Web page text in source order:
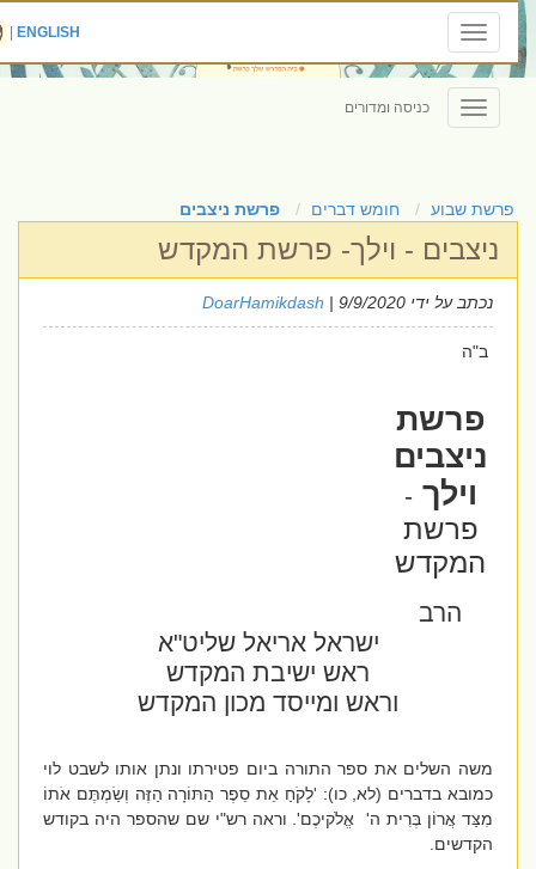
Toggle
navigation
ENGLISH
|
Toggle
navigation
כניסה ומדורים
פרשת שבוע חומש דברים פרשת ניצבים
ניצבים - וילך- פרשת המקדש
נכתב על ידי DoarHamikdash| 9/9/2020
ב"ה
פרשת
ניצבים
וילך-
פרשת
המקדש
הרב
ישראל אריאל שליט"א
ראש ישיבת המקדש
וראש ומייסד מכון המקדש
משה השלים את ספר התורה ביום פטירתו ונתן אותו לשבט לוי
כמובא בדברים (לא, כו): 'לָקֹחַ אֵת סֵפֶר הַתּוֹרָה הַזֶּה וְשַׂמְתֶּם אֹתוֹ
מִצַּד אֲרוֹן בְּרִית ה'
אֱלֹקיכֶם'. וראה רש"י שם שהספר היה בקודש
הקדשים.